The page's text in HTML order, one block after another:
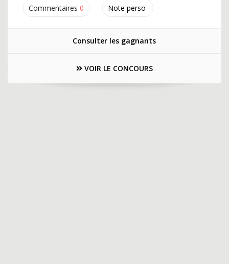
Commentaires 0 Note perso
Consulter les gagnants
VOIR LE CONCOURS